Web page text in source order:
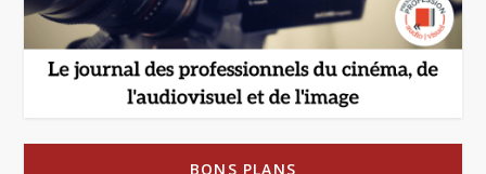
BONS PLANS